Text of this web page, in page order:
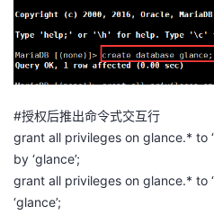
#授权后推出命令式交互行
grant all privileges on glance.* to
by ‘glance’;
grant all privileges on glance.* to
‘glance’;